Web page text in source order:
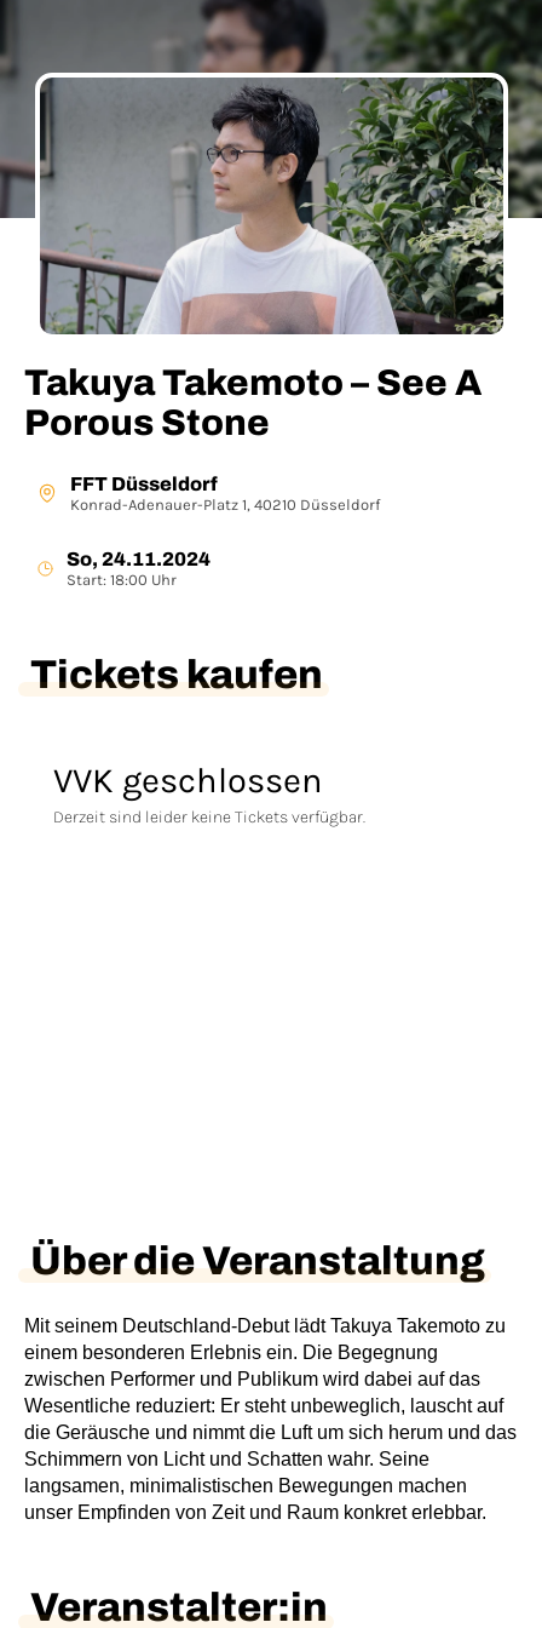
Takuya Takemoto – See A
Porous Stone
FFT Düsseldorf
Konrad-Adenauer-Platz 1, 40210 Düsseldorf
So, 24.11.2024
Start: 18:00 Uhr
Tickets kaufen
VVK geschlossen
Derzeit sind leider keine Tickets verfügbar.
Über die Veranstaltung
Mit seinem Deutschland-Debut lädt Takuya Takemoto zu
einem besonderen Erlebnis ein. Die Begegnung
zwischen Performer und Publikum wird dabei auf das
Wesentliche reduziert: Er steht unbeweglich, lauscht auf
die Geräusche und nimmt die Luft um sich herum und das
Schimmern von Licht und Schatten wahr. Seine
langsamen, minimalistischen Bewegungen machen
unser Empfinden von Zeit und Raum konkret erlebbar.
Veranstalter:in